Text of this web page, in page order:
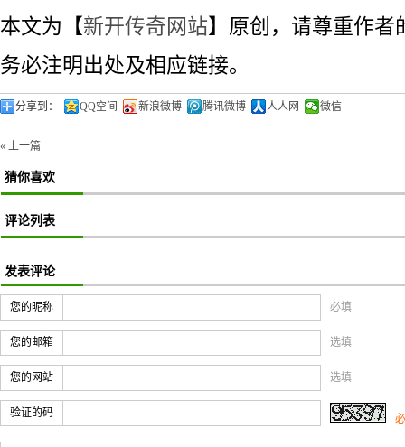
本文为【新开传奇网站】原创，请尊重作者
务必注明出处及相应链接。
分享到： QQ空间 新浪微博 腾讯微博 人人网 微信
« 上一篇
猜你喜欢
评论列表
发表评论
您的昵称 必填
您的邮箱 选填
您的网站 选填
验证的码